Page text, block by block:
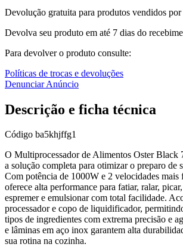
Devolução gratuita para produtos vendidos por
Devolva seu produto em até 7 dias do
Para devolver o produto consulte:
Políticas de trocas e devoluções
Denunciar Anúncio
Descrição e ficha técnica
Código ba5khjffg1
O Multiprocessador de Alimentos Oster Black
a solução completa para otimizar o preparo de
Com potência de 1000W e 2 velocidades mais
oferece alta performance para fatiar, ralar,
espremer e emulsionar com total facilidade.
processador e copo de liquidificador,
tipos de ingredientes com extrema precisão e
e lâminas em aço inox garantem alta
sua rotina na cozinha.